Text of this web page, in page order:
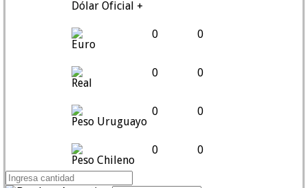
Dólar Oficial +
Euro
0 0
Real
0 0
Peso Uruguayo
0 0
Peso Chileno
0 0